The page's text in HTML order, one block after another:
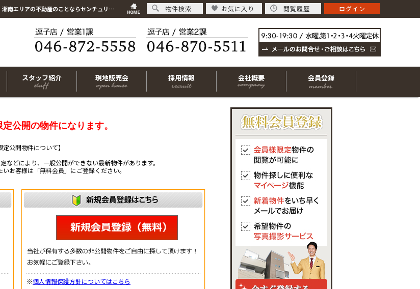
こちらは会員物件です【im-320131｜藤沢市藤沢1丁目｜中古マンション｜1SLDK】｜逗子市・葉山町・湘南エリアの不動産のことならセンチュリー21リビングライフにお任せください！
スタッフ紹介 現地販売会 採用情報 会社概要 会員登録
公開の物件になります。
定公開物件について】
などにより、一般公開ができない最新物件があります。
お客様は「無料会員」にご登録ください。
※個人情報保護方針についてはこちら
物件検索 お気に入り 閲覧履歴 ログイン